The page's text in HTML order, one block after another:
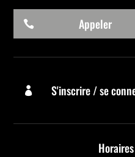
 Appeler
 S'inscrire / se